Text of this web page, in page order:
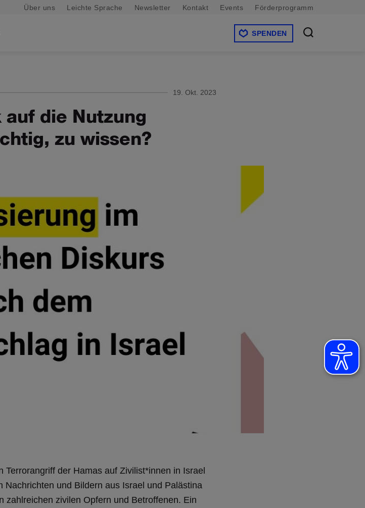
Über uns Leichte Sprache Newsletter Kontakt Events Förderprogramm
SPENDEN
19. Okt. 2023
die Nutzung
zu wissen?
der Hamas auf Zivilist*innen in Israel
Nachrichten und Bildern aus Israel und Palästina
zahlreichen zivilen Opfern und Betroffenen. Ein